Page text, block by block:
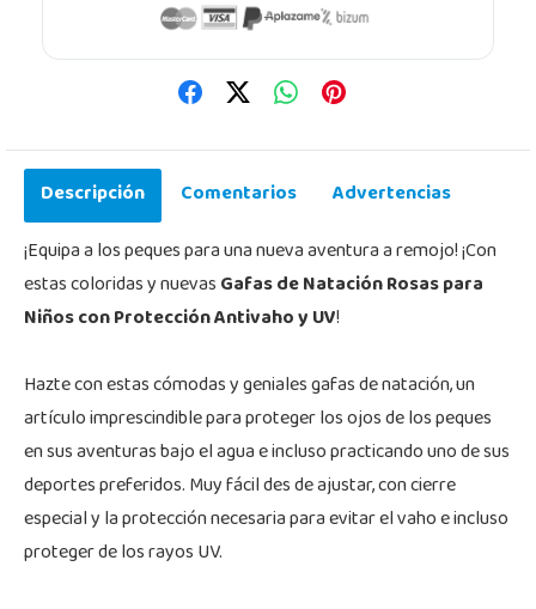
Descripción Comentarios
Advertencias
¡Equipa a los peques para una nueva aventura a remojo! ¡Con
estas coloridas y nuevasGafas de Natación Rosas para
Niños con Protección Antivaho y UV!
Hazte con estas cómodas y geniales gafas de natación, un
artículo imprescindible para proteger los ojos de los peques
en sus aventuras bajo el agua e incluso practicando uno de sus
deportes preferidos. Muy fácil des de ajustar, con cierre
especial y la protección necesaria para evitar el vaho e incluso
proteger de los rayos UV.